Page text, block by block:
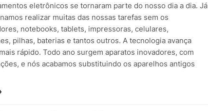
eletrônicos se tornaram parte do nosso dia a dia. Já
realizar muitas das nossas tarefas sem os
notebooks, tablets, impressoras, celulares,
pilhas, baterias e tantos outros. A tecnologia avança
rápido. Todo ano surgem aparatos inovadores, com
e nós acabamos substituindo os aparelhos antigos